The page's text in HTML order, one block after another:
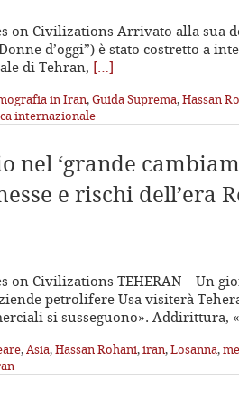
on Civilizations Arrivato alla sua
d’oggi”) è stato costretto a
di Tehran, […]
in Iran,Guida Suprema,Hassan
internazionale
nel ‘grande
e rischi dell’era
on Civilizations TEHERAN – Un
petrolifere Usa visiterà
si susseguono». Addirittura,
,Asia,Hassan Rohani,iran,Losanna,